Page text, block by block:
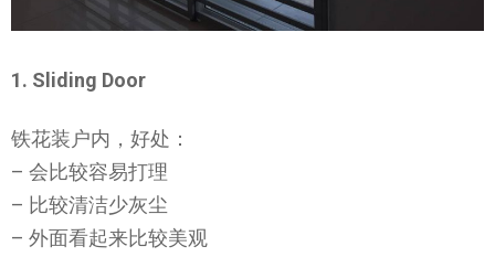
1. Sliding Door
铁花装户内，好处：
– 会比较容易打理
– 比较清洁少灰尘
– 外面看起来比较美观